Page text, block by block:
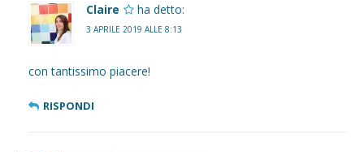
Claire ha detto:
3 APRILE 2019 ALLE 8:13
con tantissimo piacere!
RISPONDI